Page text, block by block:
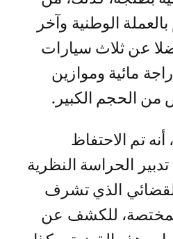
الوطنية وآخر
عن ثلاث سيارات
مائية وموازين
من الحجم الكبير.
تم الاحتفاظ
الحراسة النظرية
الذي تشرف
المختصة، للكشف عن